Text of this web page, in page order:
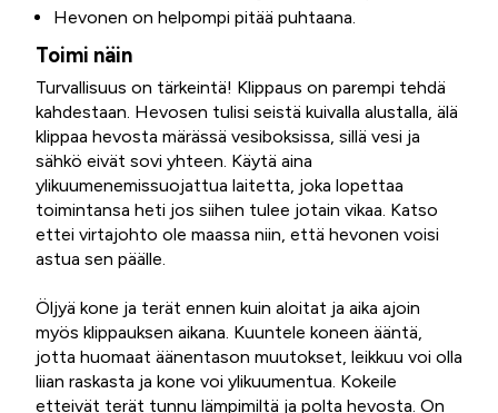
Hevonen on helpompi pitää puhtaana.
Toimi näin
Turvallisuus on tärkeintä! Klippaus on parempi tehdä
kahdestaan. Hevosen tulisi seistä kuivalla alustalla, älä
klippaa hevosta märässä vesiboksissa, sillä vesi ja
sähkö eivät sovi yhteen. Käytä aina
ylikuumenemissuojattua laitetta, joka lopettaa
toimintansa heti jos siihen tulee jotain vikaa. Katso
ettei virtajohto ole maassa niin, että hevonen voisi
astua sen päälle.
Öljyä kone ja terät ennen kuin aloitat ja aika ajoin
myös klippauksen aikana. Kuuntele koneen ääntä,
jotta huomaat äänentason muutokset, leikkuu voi olla
liian raskasta ja kone voi ylikuumentua. Kokeile
etteivät terät tunnu lämpimiltä ja polta hevosta. On